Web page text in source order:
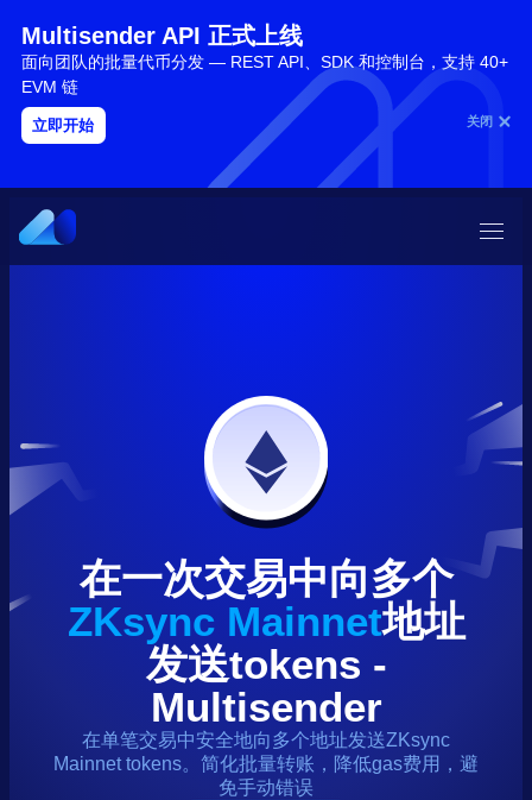
Multisender API 正式上线
面向团队的批量代币分发 — REST API、SDK 和控制台，支持 40+
EVM 链
立即开始 关闭
在一次交易中向多个
ZKsync Mainnet地址
发送tokens -
Multisender
在单笔交易中安全地向多个地址发送ZKsync
Mainnet tokens。简化批量转账，降低gas费用，避
免手动错误